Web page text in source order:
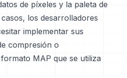
de píxeles y la paleta de
los desarrolladores
implementar sus
compresión o
MAP que se utiliza